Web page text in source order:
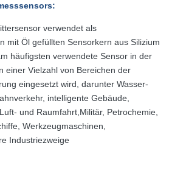
verwendet als
mit Öl gefüllten Sensorkern aus Silizium
häufigsten verwendete Sensor in der
einer Vielzahl von Bereichen der
eingesetzt wird, darunter Wasser-
intelligente Gebäude,
und Raumfahrt,Militär, Petrochemie,
Werkzeugmaschinen,
Industriezweige